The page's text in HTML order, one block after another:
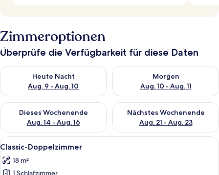
Zimmeroptionen
Überprüfe die Verfügbarkeit für diese Daten
Heute Nacht
Aug. 9 - Aug. 10
Überprüfe die Verfügbarkeit für heute Nacht, Aug. 9 - Aug.
Morgen
Aug. 10 - Aug. 11
Überprüfe die Verfügbarkeit
Dieses Wochenende
Aug. 14 - Aug. 16
Überprüfe die Verfügbarkeit für dieses Wochenende, Aug. 14
Nächstes Wochenende
Aug. 21 - Aug. 23
Überprüfe die Verfügbarkeit
Alle
Fotos
für
Ein ordentlich bezogenes Bett mit
7
Classic-Doppelzimmer
18 m²
1 Schlafzimmer